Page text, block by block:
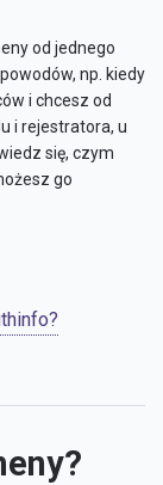
od jednego
np. kiedy
i chcesz od
i rejestratora, u
się, czym
go